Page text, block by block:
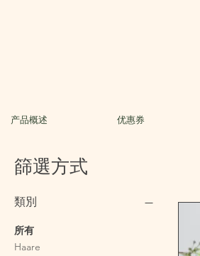
产品概述 优惠券
篩選方式
類別
所有
Haare